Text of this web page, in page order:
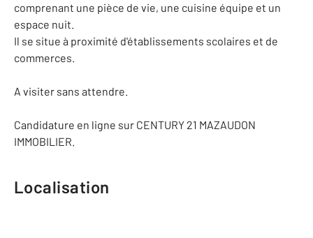
comprenant une pièce de vie, une cuisine équipe et un
espace nuit.
Il se situe à proximité d'établissements scolaires et de
commerces.
A visiter sans attendre.
Candidature en ligne sur CENTURY 21 MAZAUDON
IMMOBILIER.
Localisation